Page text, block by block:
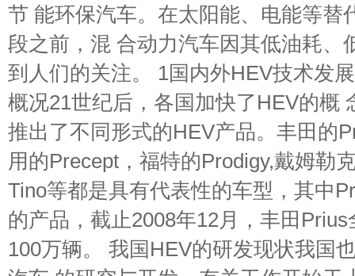
节 能环保汽车。在太阳能、电能等替
段之前，混 合动力汽车因其低油耗、
到人们的关注。 1国内外HEV技术发
概况21世纪后，各国加快了HEV的概
推出了不同形式的HEV产品。丰田的
用的Precept，福特的Prodigy,戴姆勒
Tino等都是具有代表性的车型，其中
的产品，截止2008年12月，丰田
100万辆。 我国HEV的研发现状我国